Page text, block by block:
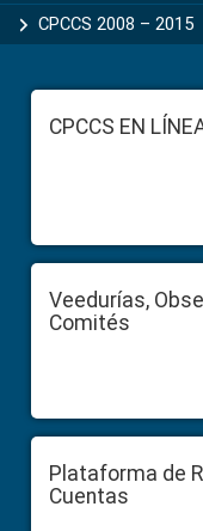
CPCCS 2008 – 2015
Footer
CPCCS EN
Veedurías,
Comités
Plataforma de
Cuentas